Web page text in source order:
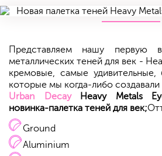
Представляем нашу первую
металлических теней для век -
кремовые, самые удивительные,
которые мы когда-либо
Urban DecayHeavy Metals
новинка-палетка теней для век;
Ground
Aluminium